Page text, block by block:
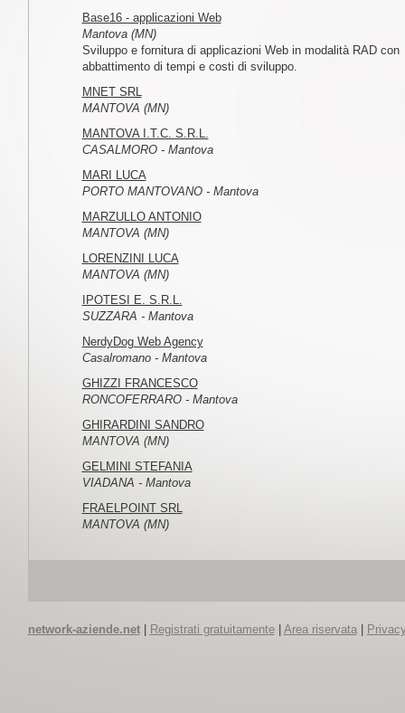
Base16 - applicazioni Web
Mantova (MN)
Sviluppo e fornitura di applicazioni Web in modalità RAD con
abbattimento di tempi e costi di sviluppo.
MNET SRL
MANTOVA (MN)
MANTOVA I.T.C. S.R.L.
CASALMORO - Mantova
MARI LUCA
PORTO MANTOVANO - Mantova
MARZULLO ANTONIO
MANTOVA (MN)
LORENZINI LUCA
MANTOVA (MN)
IPOTESI E. S.R.L.
SUZZARA - Mantova
NerdyDog Web Agency
Casalromano - Mantova
GHIZZI FRANCESCO
RONCOFERRARO - Mantova
GHIRARDINI SANDRO
MANTOVA (MN)
GELMINI STEFANIA
VIADANA - Mantova
FRAELPOINT SRL
MANTOVA (MN)
network-aziende.net| Registrati gratuitamente| Area riservata|